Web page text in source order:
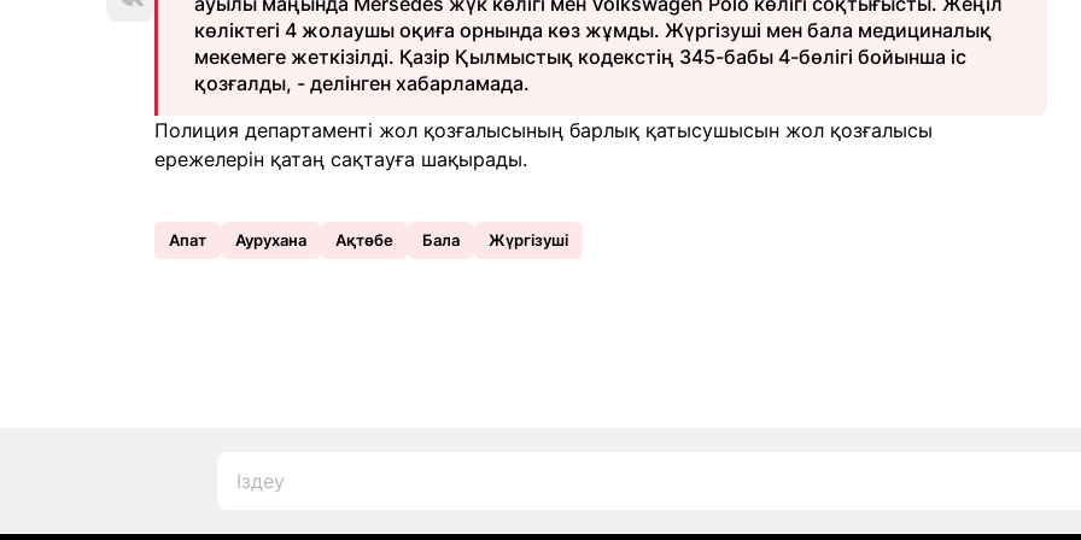
көліктегі 4 жолаушы оқиға орнында көз жұмды. Жүргізуші мен бала медициналық
мекемеге жеткізілді. Қазір Қылмыстық кодекстің 345-бабы 4-бөлігі бойынша іс
қозғалды, - делінген хабарламада.
Полиция департаменті жол қозғалысының барлық қатысушысын жол қозғалысы
ережелерін қатаң сақтауға шақырады.
Апат Аурухана Ақтөбе Бала Жүргізуші